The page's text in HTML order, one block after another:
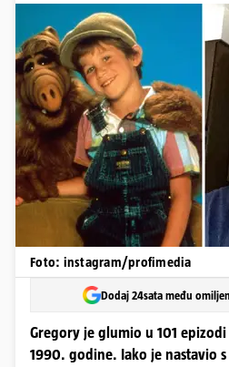
Foto: instagram/profimedia
Dodaj 24sata među
Gregory je glumio u 101
1990. godine. Iako je nastavio